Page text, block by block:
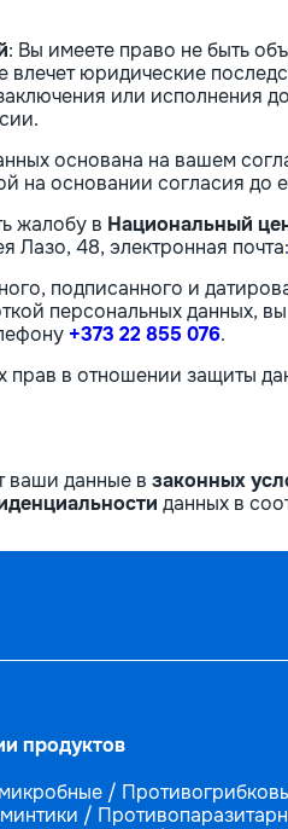
: Вы имеете право не быть
юридические
или
основана на вашем
на основании согласия до
жалобу в Национальный
Лазо, 48, электронная почта:
подписанного и
персональных данных,
+373 22 855 076.
в отношении защиты
ваши данные в законных
данных в
продуктов
/
/